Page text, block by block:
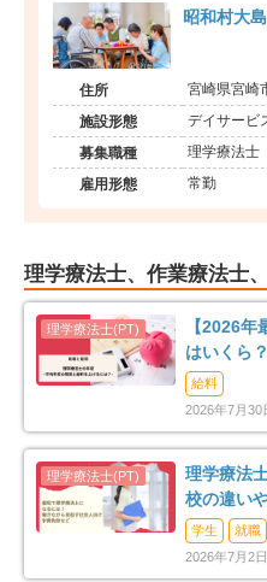
昭和村大
住所 宮崎県宮崎
施設形態 デイサービ
募集職種 理学療法士
雇用形態 常勤
理学療法士、作業療法士
【2026
はいくら
給料
2026年7月30
理学療法
校の違い
学生
就職
2026年7月2